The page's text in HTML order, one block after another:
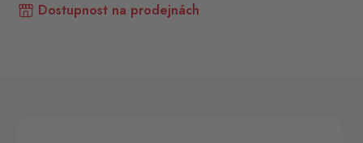
Dostupnost na prodejnách